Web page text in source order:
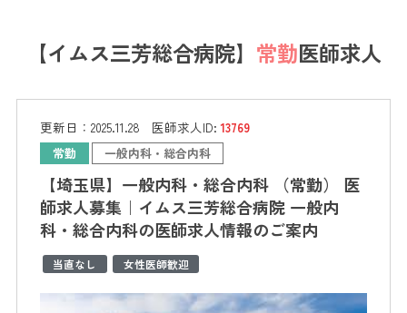
【イムス三芳総合病院】 常勤医師求人
更新日： 2025.11.28 医師求人ID:13769
常勤 一般内科・総合内科
【埼玉県】一般内科・総合内科 （常勤） 医
師求人募集｜イムス三芳総合病院 一般内
科・総合内科の医師求人情報のご案内
当直なし 女性医師歓迎